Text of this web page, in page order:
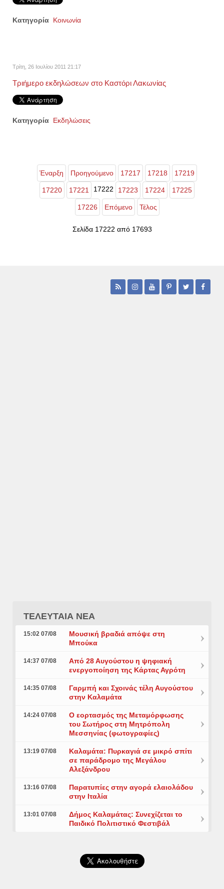
Κατηγορία Κοινωνία
Τρίτη, 26 Ιουλίου 2011 21:17
Τριήμερο εκδηλώσεων στο Καστόρι Λακωνίας
Κατηγορία Εκδηλώσεις
Έναρξη Προηγούμενο 17217 17218 17219
17220 17221 17222 17223 17224 17225
17226 Επόμενο Τέλος
Σελίδα 17222 από 17693
ΤΕΛΕΥΤΑΙΑ ΝΕΑ
15:02 07/08
Μουσική βραδιά απόψε στη
Μπούκα
14:37 07/08
Από 28 Αυγούστου η ψηφιακή
ενεργοποίηση της Κάρτας Αγρότη
14:35 07/08
Γαρμπή και Σχοινάς τέλη Αυγούστου
στην Καλαμάτα
14:24 07/08
Ο εορτασμός της Μεταμόρφωσης
του Σωτήρος στη Μητρόπολη
Μεσσηνίας (φωτογραφίες)
13:19 07/08
Καλαμάτα: Πυρκαγιά σε μικρό σπίτι
σε παράδρομο της Μεγάλου
Αλεξάνδρου
13:16 07/08
Παρατυπίες στην αγορά ελαιολάδου
στην Ιταλία
13:01 07/08
Δήμος Καλαμάτας: Συνεχίζεται το
Παιδικό Πολιτιστικό Φεστιβάλ